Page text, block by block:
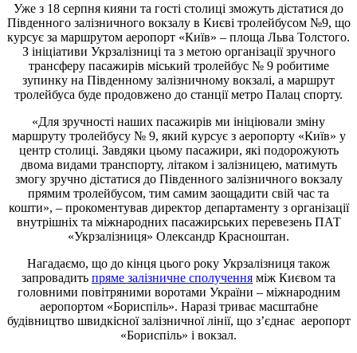
Уже з 18 серпня кияни та гості столиці зможуть дістатися до
Південного залізничного вокзалу в Києві тролейбусом №9, що
курсує за маршрутом аеропорт «Київ» – площа Льва Толстого.
З ініціативи Укрзалізниці та з метою організації зручного
трансферу пасажирів міський тролейбус № 9 робитиме
зупинку на Південному залізничному вокзалі, а маршрут
тролейбуса буде продовжено до станції метро Палац спорту.
«Для зручності наших пасажирів ми ініціювали зміну
маршруту тролейбусу № 9, який курсує з аеропорту «Київ» у
центр столиці. Завдяки цьому пасажири, які подорожують
двома видами транспорту, літаком і залізницею, матимуть
змогу зручно дістатися до Південного залізничного вокзалу
прямим тролейбусом, тим самим заощадити свій час та
кошти», – прокоментував директор департаменту з організації
внутрішніх та міжнародних пасажирських перевезень ПАТ
«Укрзалізниця» Олександр Красноштан.
Нагадаємо, що до кінця цього року Укрзалізниця також
запровадить пряме залізничне сполучення між Києвом та
головними повітряними воротами України – міжнародним
аеропортом «Бориспіль». Наразі триває масштабне
будівництво швидкісної залізничної лінії, що з’єднає аеропорт
«Бориспіль» і вокзал.